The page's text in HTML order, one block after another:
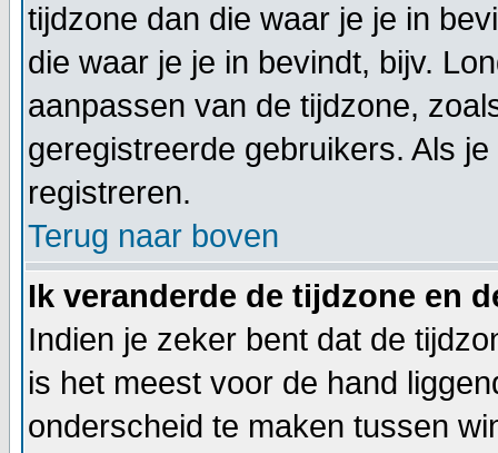
tijdzone dan die waar je je in
die waar je je in bevindt, bijv.
aanpassen van de tijdzone,
geregistreerde gebruikers. Als
registreren.
Terug naar boven
Ik veranderde de tijdzone en
Indien je zeker bent dat de
is het meest voor de hand
onderscheid te maken tussen